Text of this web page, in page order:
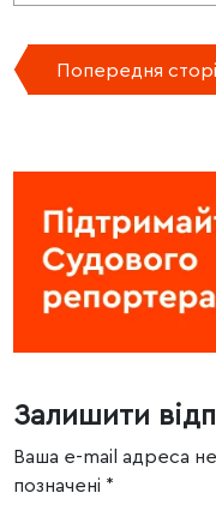
Попередня
Залишити
Ваша e-mail адреса
позначені *